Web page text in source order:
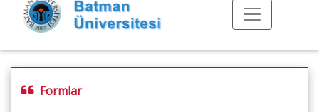
Formlar